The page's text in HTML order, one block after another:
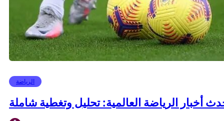
الرياضة
أخبار الرياضة العالمية: تحليل وتغطية شاملة